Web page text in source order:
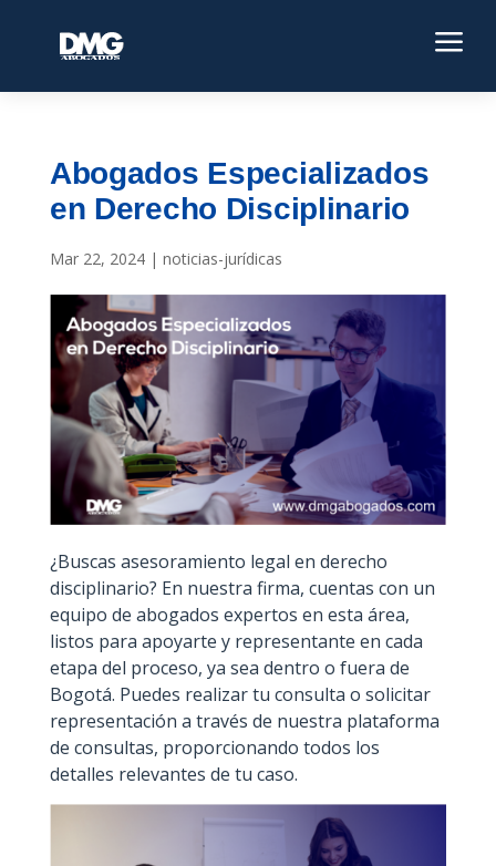
a
Abogados Especializados
en Derecho Disciplinario
Mar 22, 2024| noticias-jurídicas
¿Buscas asesoramiento legal en derecho
disciplinario? En nuestra firma, cuentas con un
equipo de abogados expertos en esta área,
listos para apoyarte y representante en cada
etapa del proceso, ya sea dentro o fuera de
Bogotá. Puedes realizar tu consulta o solicitar
representación a través de nuestra plataforma
de consultas, proporcionando todos los
detalles relevantes de tu caso.